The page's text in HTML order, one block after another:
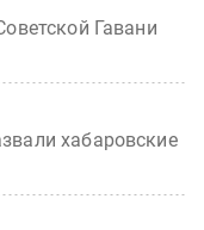
Гавани
хабаровские